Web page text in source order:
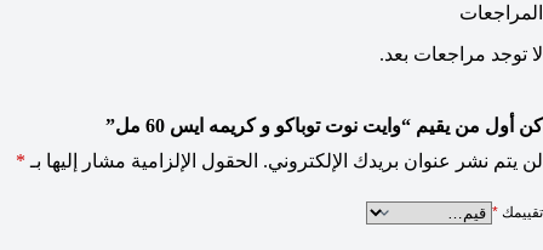
المراجعات
لا توجد مراجعات بعد.
كن أول من يقيم “وايت نوت توباكو و كريمه ايس 60 مل”
لن يتم نشر عنوان بريدك الإلكتروني. الحقول الإلزامية مشار إليها بـ *
تقييمك *